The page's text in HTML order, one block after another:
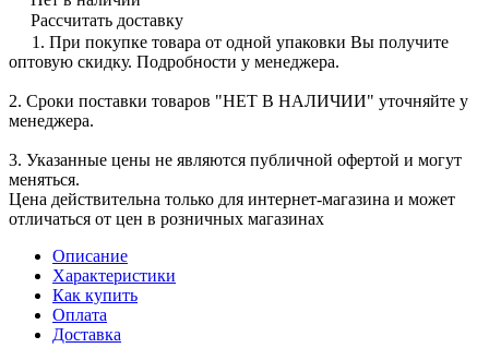
Рассчитать доставку
1. При покупке товара от одной упаковки Вы получите
оптовую скидку. Подробности у менеджера.
2. Сроки поставки товаров "НЕТ В НАЛИЧИИ" уточняйте у
менеджера.
3. Указанные цены не являются публичной офертой и могут
меняться.
Цена действительна только для интернет-магазина и может
отличаться от цен в розничных магазинах
Описание
Характеристики
Как купить
Оплата
Доставка